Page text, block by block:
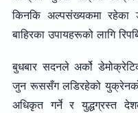
किनकि अल्पसंख्यकमा रहेका
बाहिरका उपायहरूको लागि
बुधबार सदनले अर्को
जुन रूससँग लडिरहेको युक्रेनको
अधिकृत गर्ने र युद्धग्रस्त